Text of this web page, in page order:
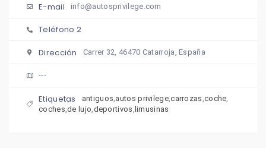
E-mail info@autosprivilege.com
Teléfono 2
Dirección Carrer 32, 46470 Catarroja, España
---
Etiquetas antiguos,autos privilege,carrozas,coche,
coches,de lujo,deportivos, limusinas